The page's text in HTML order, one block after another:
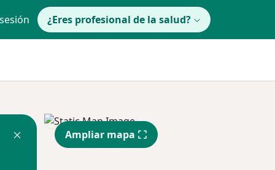
¿Eres profesional de la salud?
Ampliar mapa